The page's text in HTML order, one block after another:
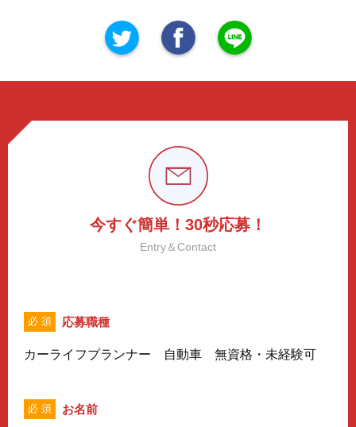
今すぐ簡単！30秒応募！
Entry＆Contact
必 須 応募職種
カーライフプランナー 自動車 無資格・未経験可
必 須 お名前